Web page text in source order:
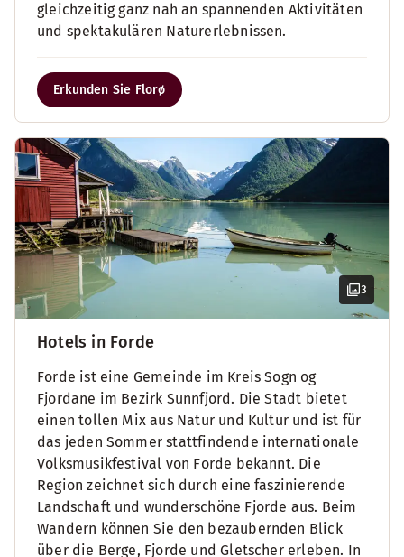
gleichzeitig ganz nah an spannenden Aktivitäten
und spektakulären Naturerlebnissen.
Erkunden Sie Florø
3
Hotels in Forde
Forde ist eine Gemeinde im Kreis Sogn og
Fjordane im Bezirk Sunnfjord. Die Stadt bietet
einen tollen Mix aus Natur und Kultur und ist für
das jeden Sommer stattfindende internationale
Volksmusikfestival von Forde bekannt. Die
Region zeichnet sich durch eine faszinierende
Landschaft und wunderschöne Fjorde aus. Beim
Wandern können Sie den bezaubernden Blick
über die Berge, Fjorde und Gletscher erleben. In